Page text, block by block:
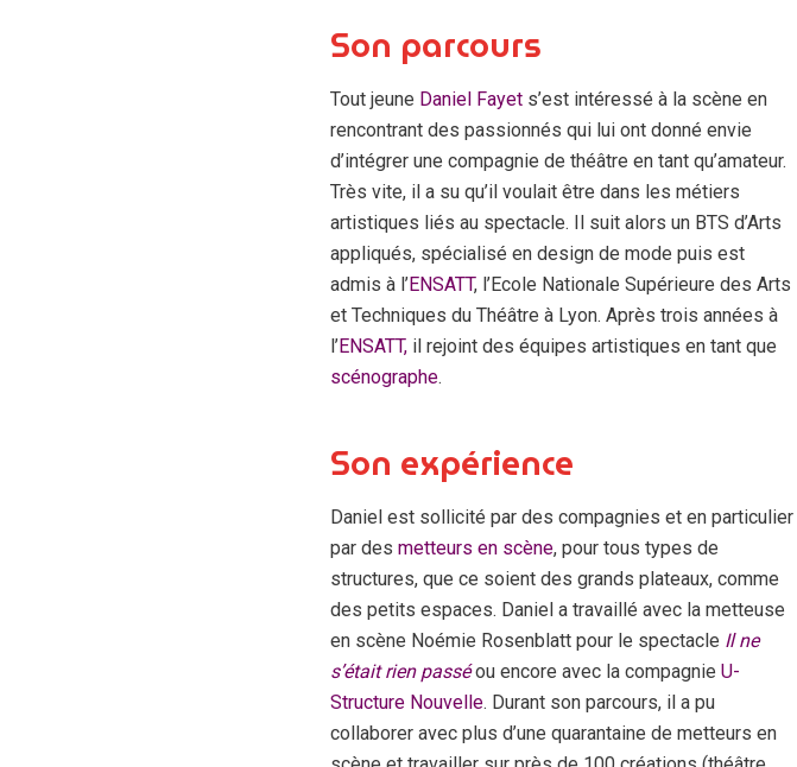
Son parcours
Tout jeune Daniel Fayets’est intéressé à la scène en
rencontrant des passionnés qui lui ont donné envie
d’intégrer une compagnie de théâtre en tant qu’amateur.
Très vite, il a su qu’il voulait être dans les métiers
artistiques liés au spectacle. Il suit alors un BTS d’Arts
appliqués, spécialisé en design de mode puis est
admis à l’ENSATT, l’Ecole Nationale Supérieure des Arts
et Techniques du Théâtre à Lyon. Après trois années à
l’ENSATT,il rejoint des équipes artistiques en tant que
scénographe.
Son expérience
Daniel est sollicité par des compagnies et en particulier
par des metteurs en scène, pour tous types de
structures, que ce soient des grands plateaux, comme
des petits espaces. Daniel a travaillé avec la metteuse
en scène Noémie Rosenblatt pour le spectacle Il ne
s’était rien passéou encore avec la compagnie U-
Structure Nouvelle. Durant son parcours, il a pu
collaborer avec plus d’une quarantaine de metteurs en